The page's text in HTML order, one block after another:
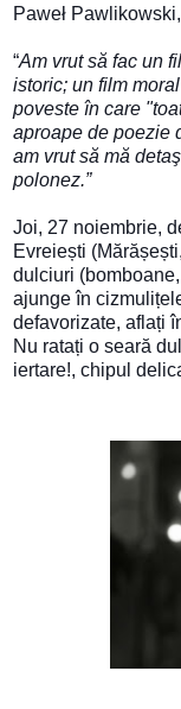
Paweł
“Am vrut să fac un
istoric; un film
poveste în care
aproape de poezie
am vrut să mă
polonez.”
Joi, 27 noiembrie,
Evreiești
dulciuri (
ajunge în
defavorizate, aflați
Nu ratați o seară
iertare!, chipul